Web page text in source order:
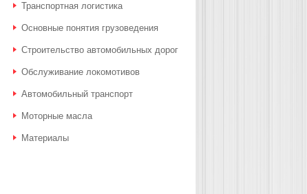
Транспортная логистика
Основные понятия грузоведения
Строительство автомобильных дорог
Обслуживание локомотивов
Автомобильный транспорт
Моторные масла
Материалы